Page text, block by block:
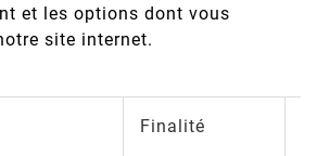
et les options dont vous
site internet.
Finalité